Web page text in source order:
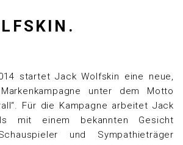
startet Jack Wolfskin eine neue,
unter dem Motto
Für die Kampagne arbeitet Jack
mit einem bekannten Gesicht
und Sympathieträger